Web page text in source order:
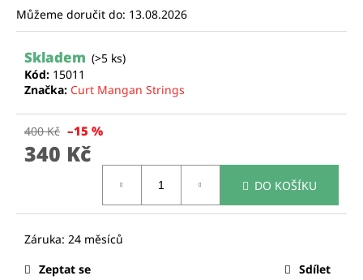
Můžeme doručit do: 13.08.2026
Skladem (>5 ks)
Kód: 15011
Značka: Curt Mangan Strings
400 Kč –15 %
340 Kč
DO KOŠÍKU
Zeptat se Sdílet
a
HLEDAT